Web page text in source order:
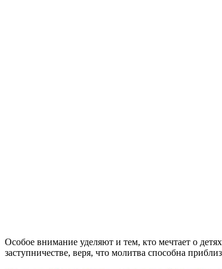
Особое внимание уделяют и тем, кто мечтает о
заступничестве, веря, что молитва способна